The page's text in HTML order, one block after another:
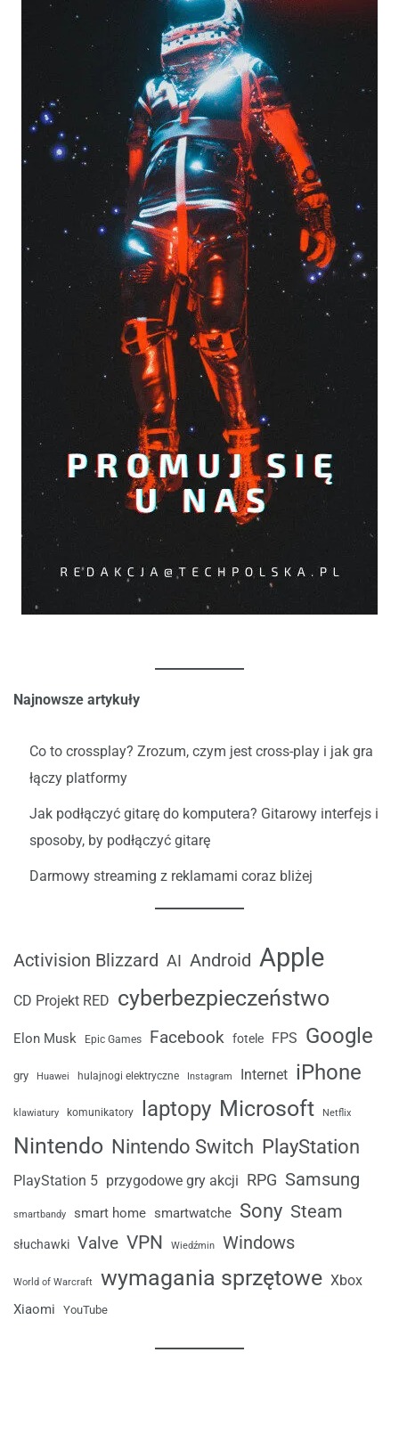
Najnowsze artykuły
Co to crossplay? Zrozum, czym jest cross-play i jak gra
łączy platformy
Jak podłączyć gitarę do komputera? Gitarowy interfejs i
sposoby, by podłączyć gitarę
Darmowy streaming z reklamami coraz bliżej
Activision Blizzard AI Android Apple
CD Projekt RED cyberbezpieczeństwo
Elon Musk Epic Games Facebook fotele FPS Google
gry Huawei hulajnogi elektryczne Instagram Internet iPhone
klawiatury komunikatory laptopy Microsoft Netflix
Nintendo Nintendo Switch PlayStation
PlayStation 5 przygodowe gry akcji RPG Samsung
smartbandy smart home smartwatche Sony Steam
słuchawki Valve VPN Wiedźmin Windows
World of Warcraft wymagania sprzętowe Xbox
Xiaomi YouTube